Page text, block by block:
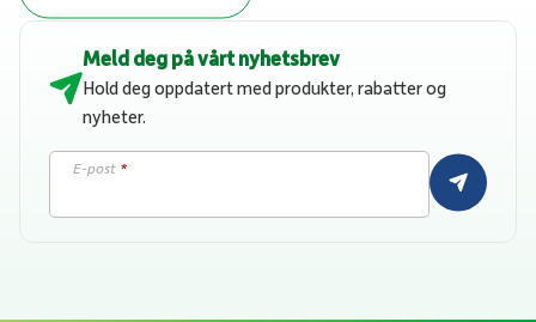
Meld deg på vårt nyhetsbrev
Hold deg oppdatert med produkter, rabatter og
nyheter.
E-post *